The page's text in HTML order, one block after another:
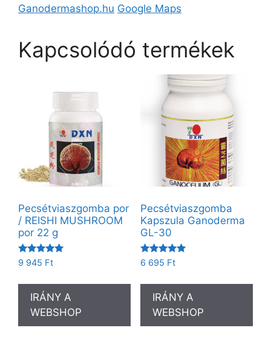
Ganodermashop.hu Google Maps
Kapcsolódó termékek
Pecsétviaszgomba por
/ REISHI MUSHROOM
por 22 g
Értékelés:
9 945 Ft
IRÁNY A
WEBSHOP
Pecsétviaszgomba
Kapszula Ganoderma
GL-30
Értékelés:
5.00
6 695 Ft
IRÁNY A
WEBSHOP